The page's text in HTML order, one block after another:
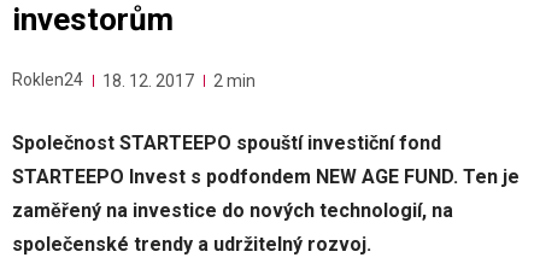
investorům
Roklen24 18. 12. 2017 2 min
Společnost STARTEEPO spouští investiční fond
STARTEEPO Invest s podfondem NEW AGE FUND. Ten je
zaměřený na investice do nových technologií, na
společenské trendy a udržitelný rozvoj.